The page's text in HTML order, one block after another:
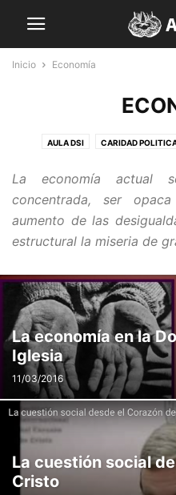
Inicio Economía
AULA DSI CARIDAD
FAMILIA GUERRA IGLESIA
ORACION POR LA JUSTICIA
TESTIMONIOS TRABAJO
VISIÓN DE FE
La economía actual
concentrada, ser
aumento de las
estructural la miseria de
La economía en la
Iglesia
11/03/2016
La cuestión social
Cristo